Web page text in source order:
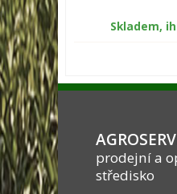
Skladem,
prodejní a
středisko